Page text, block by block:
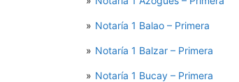
Notaría 1 Balao – Primera
Notaría 1 Balzar – Primera
Notaría 1 Bucay – Primera